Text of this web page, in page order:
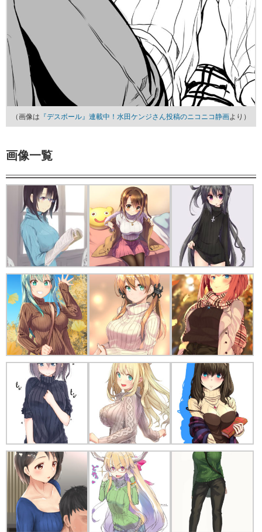
（画像は 『デスボール』連載中！水田ケンジさん投稿のニコニコ静画より）
画像一覧